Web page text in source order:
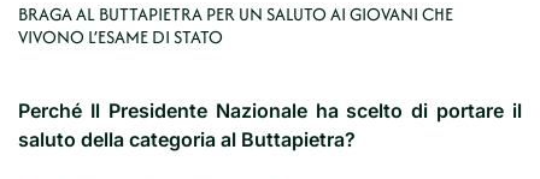
BRAGA AL BUTTAPIETRA PER UN SALUTO AI GIOVANI CHE
VIVONO L’ESAME DI STATO
Perché Il Presidente Nazionale ha scelto di portare il
saluto della categoria al Buttapietra?